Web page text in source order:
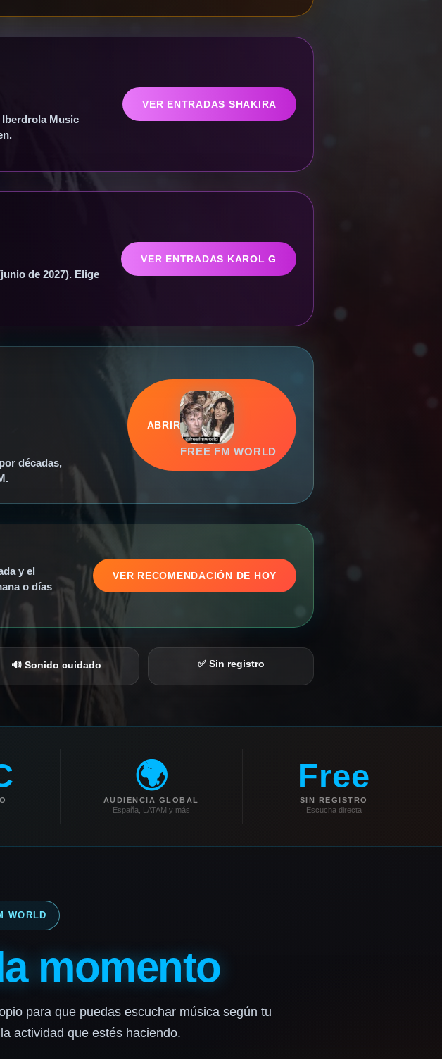
Music
VER ENTRADAS SHAKIRA
de 2027). Elige
VER ENTRADAS KAROL G
décadas,
ABRIR
FREE FM WORLD
y el
o días
VER RECOMENDACIÓN DE HOY
🔊 Sonido cuidado ✅ Sin registro
🌍
AUDIENCIA GLOBAL
España, LATAM y más
Free
SIN REGISTRO
Escucha directa
WORLD
momento
para que puedas escuchar música según tu
actividad que estés haciendo.